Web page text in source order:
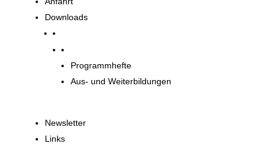
Downloads
Programmhefte
Aus- und Weiterbildungen
Newsletter
Links